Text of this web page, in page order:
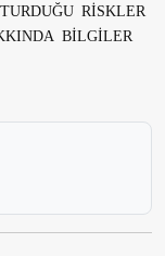
RİSKLER
BİLGİLER